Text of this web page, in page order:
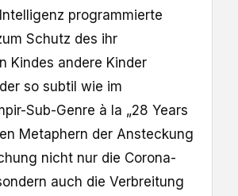
programmierte
Schutz des ihr
Kindes andere Kinder
so subtil wie im
Sub-Genre à la „28 Years
Metaphern der Ansteckung
nicht nur die Corona-
auch die Verbreitung